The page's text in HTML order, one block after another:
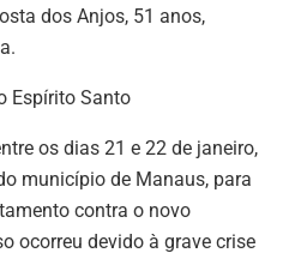
dos Anjos, 51 anos,
Espírito Santo
os dias 21 e 22 de janeiro,
município de Manaus, para
contra o novo
ocorreu devido à grave crise